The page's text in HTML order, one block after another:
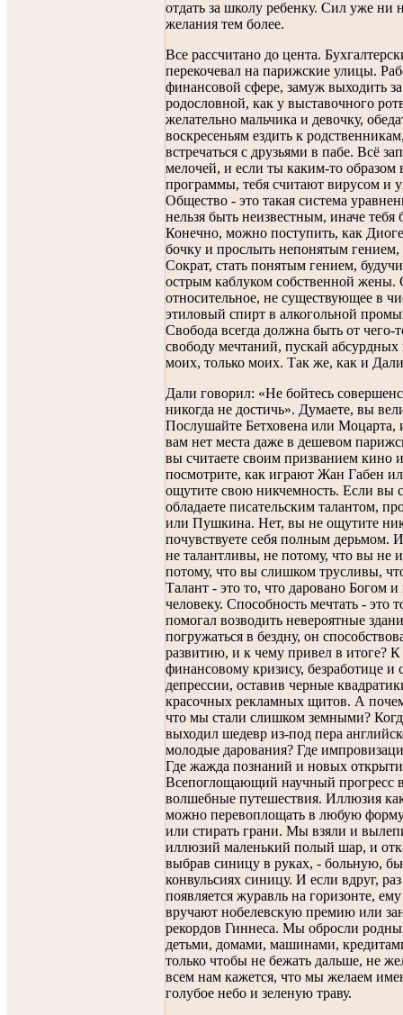
отдать за школу ребенку. Сил уже ни
желания тем более.
Все рассчитано до цента.
перекочевал на парижские улицы.
финансовой сфере, замуж выходить
родословной, как у выставочного
желательно мальчика и девочку,
воскресеньям ездить к
встречаться с друзьями в пабе. Всё
мелочей, и если ты каким-то образом
программы, тебя считают вирусом и
Общество - это такая система
нельзя быть неизвестным, иначе тебя
Конечно, можно поступить, как
бочку и прослыть непонятым
Сократ, стать понятым гением,
острым каблуком собственной жены.
относительное, не существующее в
этиловый спирт в алкогольной
Свобода всегда должна быть от чего-
свободу мечтаний, пускай
моих, только моих. Так же, как и
Дали говорил: «Не бойтесь
никогда не достичь». Думаете, вы
Послушайте Бетховена или Моцарта,
вам нет места даже в дешевом
вы считаете своим призванием кино
посмотрите, как играют Жан Габен
ощутите свою никчемность. Если вы
обладаете писательским талантом,
или Пушкина. Нет, вы не ощутите
почувствуете себя полным дерьмом.
не талантливы, не потому, что вы не
потому, что вы слишком трусливы,
Талант - это то, что даровано Богом
человеку. Способность мечтать - это
помогал возводить невероятные
погружаться в бездну, он
развитию, и к чему привел в итоге?
финансовому кризису, безработице и
депрессии, оставив черные
красочных рекламных щитов. А
что мы стали слишком земными?
выходил шедевр из-под пера
молодые дарования? Где
Где жажда познаний и новых
Всепоглощающий научный прогресс
волшебные путешествия. Иллюзия
можно перевоплощать в любую форму
или стирать грани. Мы взяли и
иллюзий маленький полый шар, и
выбрав синицу в руках, - больную,
конвульсиях синицу. И если вдруг, раз
появляется журавль на горизонте,
вручают нобелевскую премию или
рекордов Гиннеса. Мы обросли
детьми, домами, машинами,
только чтобы не бежать дальше, не
всем нам кажется, что мы желаем
голубое небо и зеленую траву.